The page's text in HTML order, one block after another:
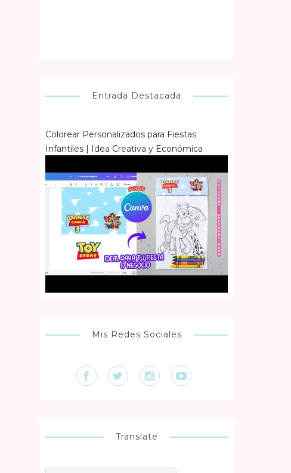
Entrada Destacada
Colorear Personalizados para Fiestas
Infantiles | Idea Creativa y Económica
Mis Redes Sociales
Translate